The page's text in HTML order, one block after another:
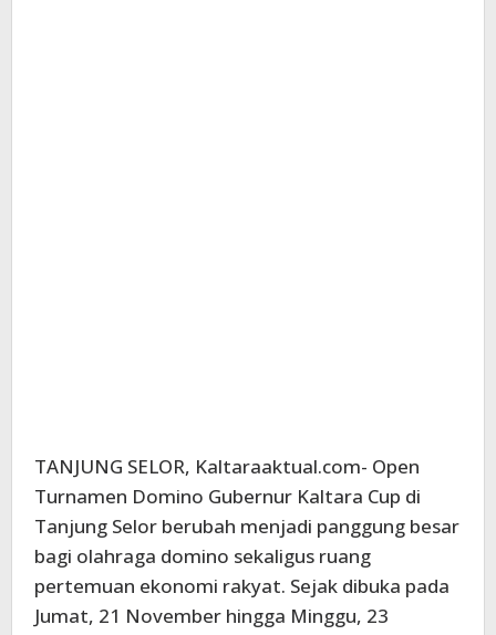
TANJUNG SELOR, Kaltaraaktual.com- Open
Turnamen Domino Gubernur Kaltara Cup di
Tanjung Selor berubah menjadi panggung besar
bagi olahraga domino sekaligus ruang
pertemuan ekonomi rakyat. Sejak dibuka pada
Jumat, 21 November hingga Minggu, 23